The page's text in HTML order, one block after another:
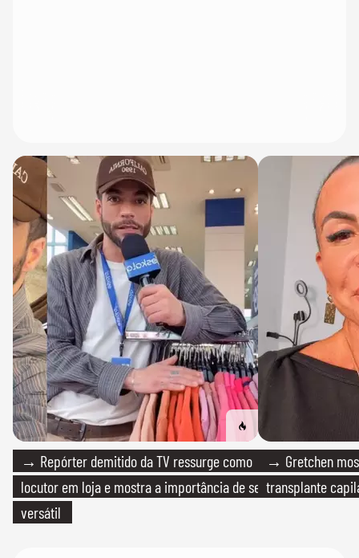
→ Repórter demitido da TV ressurge como
locutor em loja e mostra a importância de ser
versátil
→ Gretchen
transplante